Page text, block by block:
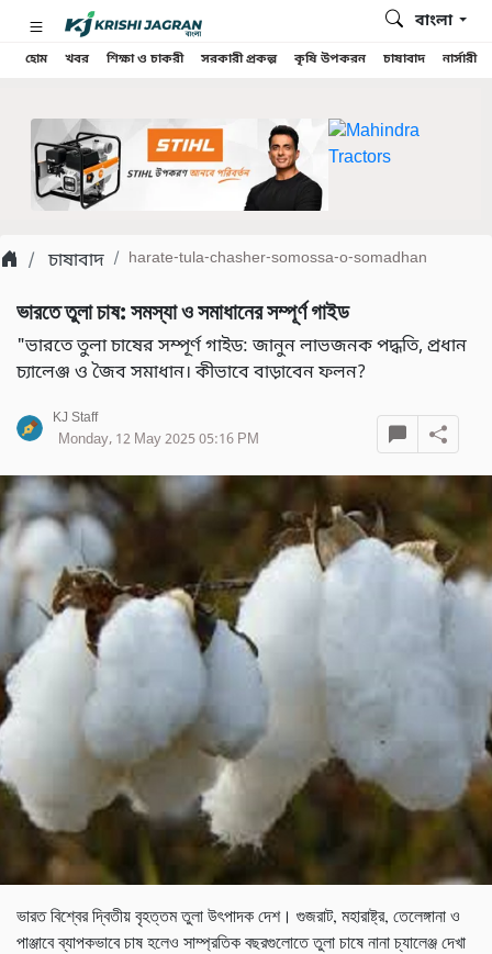
হোম খবর শিক্ষা ও চাকরী সরকারী প্রকল্প কৃষি উপকরন চাষাবাদ নার্সারী
বাংলা
চাষাবাদ harate-tula-chasher-somossa-o-somadhan
ভারতে তুলা চাষ: সমস্যা ও সমাধানের সম্পূর্ণ গাইড
"ভারতে তুলা চাষের সম্পূর্ণ গাইড: জানুন লাভজনক পদ্ধতি, প্রধান
চ্যালেঞ্জ ও জৈব সমাধান। কীভাবে বাড়াবেন ফলন?
KJ Staff
Monday, 12 May 2025 05:16 PM
ভারত বিশ্বের দ্বিতীয় বৃহত্তম তুলা উৎপাদক দেশ। গুজরাট, মহারাষ্ট্র, তেলেঙ্গানা ও
পাঞ্জাবে ব্যাপকভাবে চাষ হলেও সাম্প্রতিক বছরগুলোতে তুলা চাষে নানা চ্যালেঞ্জ দেখা